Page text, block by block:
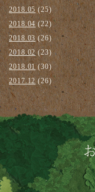
2018.05(25)
2018.04(22)
2018.03(26)
2018.02(23)
2018.01(30)
2017.12(26)